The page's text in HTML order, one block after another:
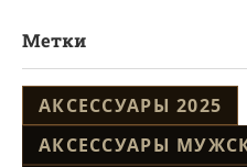
Метки
АКСЕССУАРЫ 2025
АКСЕССУАРЫ